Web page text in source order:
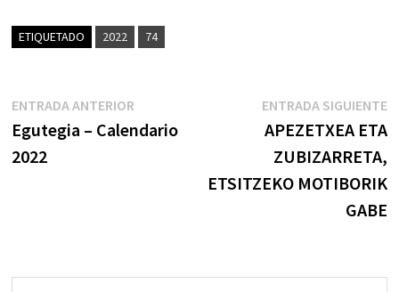
ETIQUETADO 2022 74
Navegación
de
ENTRADA ANTERIOR
anterior:
Egutegia – Calendario
2022
ENTRADA SIGUIENTE
APEZETXEA ETA
ZUBIZARRETA,
ETSITZEKO MOTIBORIK
GABE